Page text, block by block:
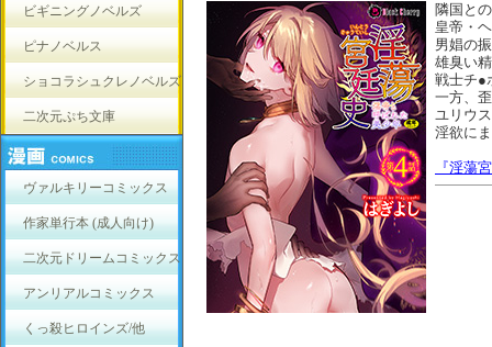
ビギニングノベルズ
ピナノベルス
ショコラシュクレノベルズ
二次元ぷち文庫
ヴァルキリーコミックス
作家単行本 (成人向け)
二次元ドリームコミックス
アンリアルコミックス
くっ殺ヒロインズ/他
隣国と
皇帝・
男娼の
雄臭い
戦士チ●
一方、
ユリウ
淫欲に
『淫蕩